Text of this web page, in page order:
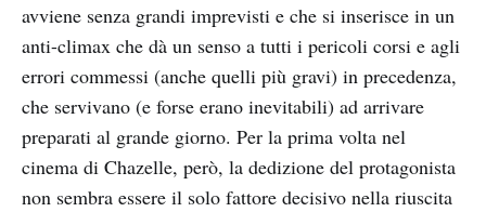
avviene senza grandi imprevisti e che si inserisce in un
anti-climax che dà un senso a tutti i pericoli corsi e agli
errori commessi (anche quelli più gravi) in precedenza,
che servivano (e forse erano inevitabili) ad arrivare
preparati al grande giorno. Per la prima volta nel
cinema di Chazelle, però, la dedizione del protagonista
non sembra essere il solo fattore decisivo nella riuscita